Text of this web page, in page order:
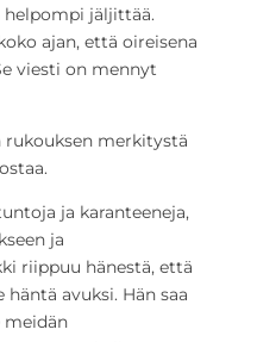
jäljittää.
ajan, että oireisena
viesti on mennyt
rukouksen merkitystä
ja karanteeneja,
ja
riippuu hänestä, että
avuksi. Hän saa
meidän